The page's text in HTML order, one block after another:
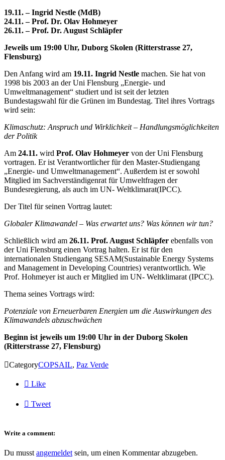
19.11. – Ingrid Nestle (MdB)
24.11. – Prof. Dr. Olav Hohmeyer
26.11. – Prof. Dr. August Schläpfer
Jeweils um 19:00 Uhr, Duborg Skolen (Ritterstrasse 27,
Flensburg)
Den Anfang wird am 19.11. Ingrid Nestle machen. Sie hat von
1998 bis 2003 an der Uni Flensburg „Energie- und
Umweltmanagement“ studiert und ist seit der letzten
Bundestagswahl für die Grünen im Bundestag. Titel ihres Vortrags
wird sein:
Klimaschutz: Anspruch und Wirklichkeit – Handlungsmöglichkeiten
der Politik
Am 24.11. wird Prof. Olav Hohmeyer von der Uni Flensburg
vortragen. Er ist Verantwortlicher für den Master-Studiengang
„Energie- und Umweltmanagement“. Außerdem ist er sowohl
Mitglied im Sachverständigenrat für Umweltfragen der
Bundesregierung, als auch im UN- Weltklimarat(IPCC).
Der Titel für seinen Vortrag lautet:
Globaler Klimawandel – Was erwartet uns? Was können wir tun?
Schließlich wird am 26.11. Prof. August Schläpfer ebenfalls von
der Uni Flensburg einen Vortrag halten. Er ist für den
internationalen Studiengang SESAM(Sustainable Energy Systems
and Management in Developing Countries) verantwortlich. Wie
Prof. Hohmeyer ist auch er Mitglied im UN- Weltklimarat (IPCC).
Thema seines Vortrags wird:
Potenziale von Erneuerbaren Energien um die Auswirkungen des
Klimawandels abzuschwächen
Beginn ist jeweils um 19:00 Uhr in der Duborg Skolen
(Ritterstrasse 27, Flensburg)
CategoryCOPSAIL, Paz Verde
 Like
 Tweet
Write a comment:
Du musst angemeldet sein, um einen Kommentar abzugeben.